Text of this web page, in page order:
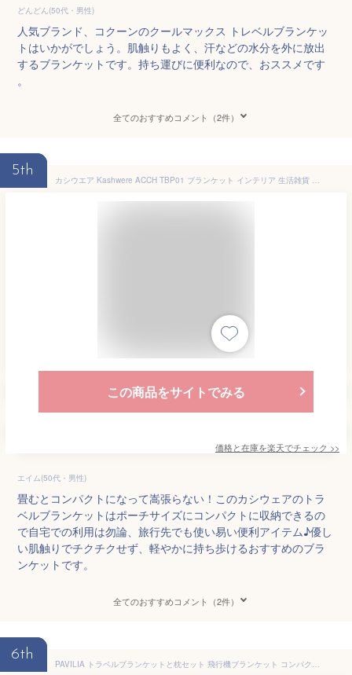
どんどん(50代・男性)
人気ブランド、コクーンのクールマックス トレベルブランケッ
トはいかがでしょう。肌触りもよく、汗などの水分を外に放出
するブランケットです。持ち運びに便利なので、おススメです
。
全てのおすすめコメント（2件）
5th
カシウエア Kashwere ACCH TBP01 ブランケット インテリア 生活雑貨 トラベルブランケット ミニ イン ストライプ ポーチ スローケット ひざ掛け TBP-01 インテリア ギフト プレゼント おしゃれ 125×82 毛布 3248 お祝い 膝掛け 寝具 全10色 THROW MINI IN STRIPED POUCH
この商品をサイトでみる
価格と在庫を楽天でチェック >>
エイム(50代・男性)
畳むとコンパクトになって嵩張らない！このカシウェアのトラ
ベルブランケットはポーチサイズにコンパクトに収納できるの
で自宅での利用は勿論、旅行先でも使い易い便利アイテム♪優し
い肌触りでチクチクせず、軽やかに持ち歩けるおすすめのブラ
ンケットです。
全てのおすすめコメント（2件）
6th
PAVILIA トラベルブランケットと枕セット 飛行機ブランケット コンパクト 2イン1 ソフトバッグ 大人のフライトに必要な旅行の必需品 アームホール付きポータブルスロー 飛行機旅行ギフトアクセサリー ブルー